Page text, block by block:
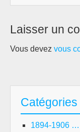
Laisser un
Vous devez vous
Catégories
1894-1906 …